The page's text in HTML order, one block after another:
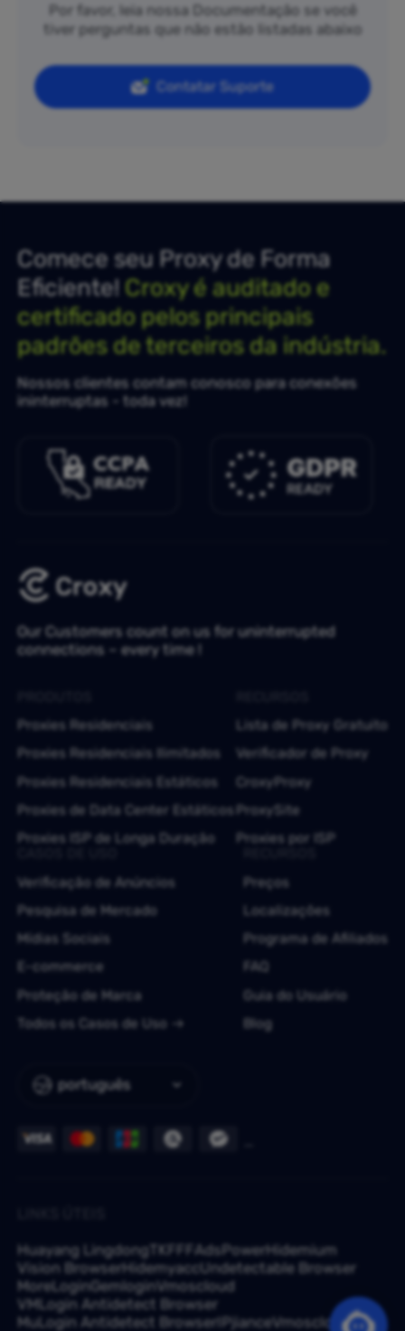
Por favor, leia nossa Documentação se você
tiver perguntas que não estão listadas abaixo
Contatar Suporte
Comece seu Proxy de Forma
Eficiente!Croxy é auditado e
certificado pelos principais
padrões de terceiros da indústria.
Nossos clientes contam conosco para conexões
ininterruptas - toda vez!
Our Customers count on us for uninterrupted
connections – every time !
português
Proxies Residenciais
Proxies Residenciais Ilimitados
Proxies Residenciais Estáticos
Proxies de Data Center Estáticos
Proxies ISP de Longa Duração
Lista de Proxy Gratuito
Verificador de Proxy
CroxyProxy
ProxySite
Proxies por ISP
Verificação de Anúncios
Pesquisa de Mercado
Mídias Sociais
E-commerce
Proteção de Marca
Todos os Casos de Uso
Preços
Localizações
Programa de Afiliados
FAQ
Guia do Usuário
Blog
Huayang Lingdong TKFFF AdsPowerHidemium
Vision BrowserHidemyaccUndetectable Browser
MoreLoginGemloginVmoscloud
VMLogin Antidetect Browser
MuLogin Antidetect BrowserIPjianceVmoscloud